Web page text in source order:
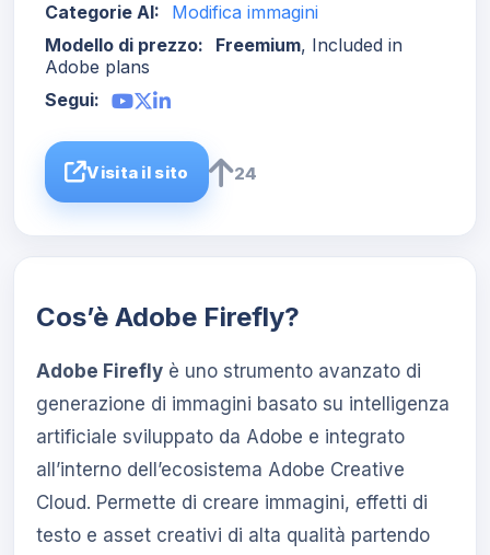
Categorie AI:
Modifica immagini
Modello di prezzo:
Freemium, Included in
Adobe plans
Segui:
Visita il sito 24
Cos’è Adobe Firefly?
Adobe Firefly è uno strumento avanzato di
generazione di immagini basato su intelligenza
artificiale sviluppato da Adobe e integrato
all’interno dell’ecosistema Adobe Creative
Cloud. Permette di creare immagini, effetti di
testo e asset creativi di alta qualità partendo